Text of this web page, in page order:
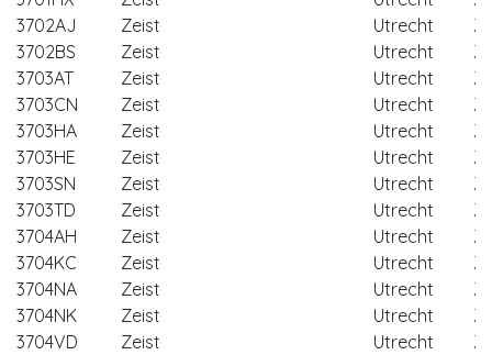
3702AJ
Zeist Utrecht
3702BS
Zeist Utrecht
3703AT
Zeist Utrecht
3703CN
Zeist Utrecht
3703HA
Zeist Utrecht
3703HE
Zeist Utrecht
3703SN
Zeist Utrecht
3703TD
Zeist Utrecht
3704AH
Zeist Utrecht
3704KC
Zeist Utrecht
3704NA
Zeist Utrecht
3704NK
Zeist Utrecht
3704VD
Zeist Utrecht